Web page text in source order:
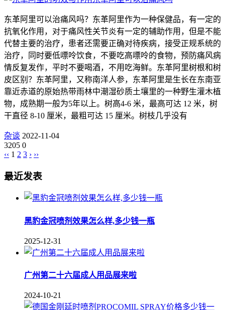
东革阿里可以治痛风吗？东革阿里作为一种保健品，有一定的
抗氧化作用，对于痛风性关节炎有一定的辅助作用，但是不能
代替主要的治疗，患者还需要正确对待疾病，接受正规系统的
治疗，同时要低嘌呤饮食，不要吃高嘌呤的食物，预防痛风病
情反复发作，平时不要喝酒，不用吃海鲜。东革阿里树根和树
皮区别？东革阿里，又称南洋人参，东革阿里是生长在东南亚
靠近赤道的原始热带雨林中潮湿砂质土壤里的一种野生灌木植
物，成熟期一般为5年以上。树高4-6 米，最高可达 12 米，树
干直径 8-10 厘米，最粗可达 15 厘米。树枝几乎没有
杂谈 2022-11-04
3205 0
‹‹ 1 2 3 › ››
最近发表
黑豹金冠喷剂效果怎么样,多少钱一瓶
2025-12-31
广州第二十六届成人用品展来啦
2024-10-21